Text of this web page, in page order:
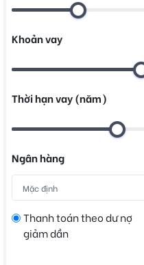
Khoản vay
Thời hạn vay (năm)
Ngân hàng
Thanh toán theo dư nợ
giảm dần